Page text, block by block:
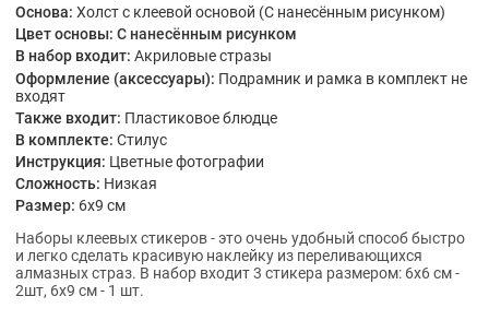
Основа: Холст с клеевой основой (С нанесённым рисунком)
Цвет основы: С нанесённым рисунком
В набор входит: Акриловые стразы
Оформление (аксессуары): Подрамник и рамка в комплект не
входят
Также входит: Пластиковое блюдце
В комплекте: Стилус
Инструкция: Цветные фотографии
Сложность: Низкая
Размер: 6x9 см
Наборы клеевых стикеров - это очень удобный способ быстро
и легко сделать красивую наклейку из переливающихся
алмазных страз. В набор входит 3 стикера размером: 6х6 см -
2шт, 6х9 см - 1 шт.